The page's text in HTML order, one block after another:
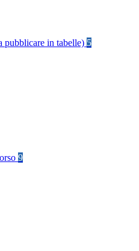
pubblicare in tabelle) 5
9